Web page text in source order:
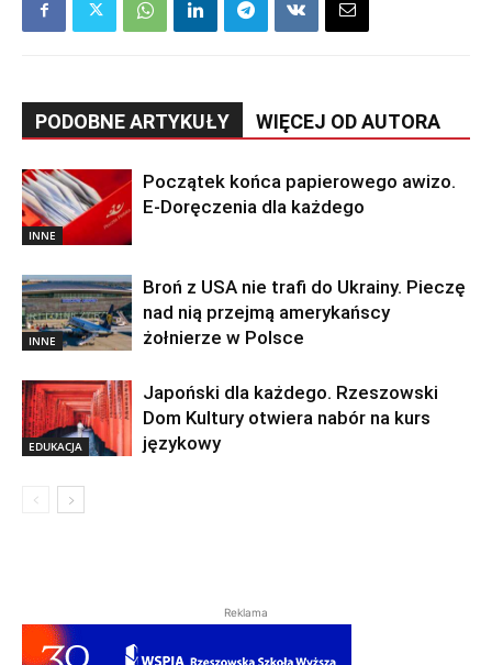
PODOBNE ARTYKUŁY WIĘCEJ OD AUTORA
INNE
Początek końca papierowego awizo.
E-Doręczenia dla każdego
INNE
Broń z USA nie trafi do Ukrainy. Pieczę
nad nią przejmą amerykańscy
żołnierze w Polsce
EDUKACJA
Japoński dla każdego. Rzeszowski
Dom Kultury otwiera nabór na kurs
językowy
Reklama